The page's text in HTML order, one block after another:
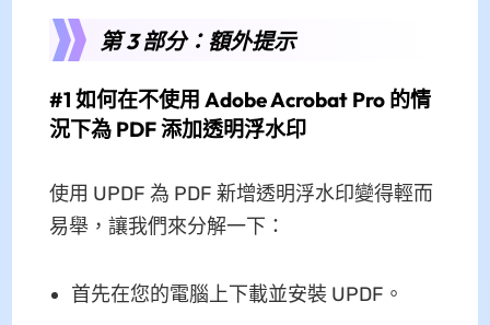
第 3 部分：額外提示
#1 如何在不使用 Adob​​e Acrobat Pro 的情
況下為 PDF 添加透明浮水印
使用 UPDF 為 PDF 新增透明浮水印變得輕而
易舉，讓我們來分解一下：
首先在您的電腦上下載並安裝 UPDF。